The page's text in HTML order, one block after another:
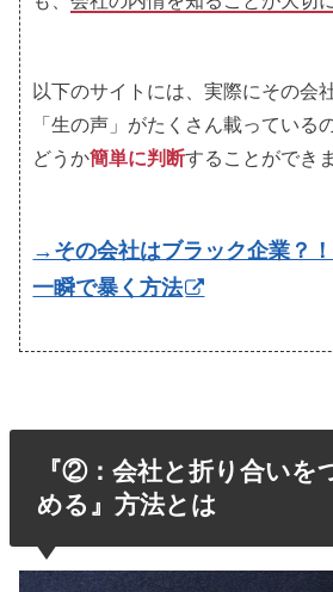
以下のサイトには、実際にその会
「生の声」がたくさん載っている
どうか簡単に判断することができ
→その会社はブラック企業？
一瞬で暴く方法
『②：会社と折り合いを
める』方法とは